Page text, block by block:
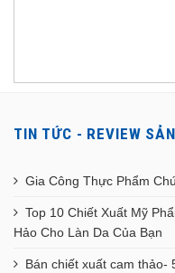
TIN TỨC - REVIEW
Gia Công Thực Phẩm
Top 10 Chiết Xuất Mỹ
Hảo Cho Làn Da Của Bạn
Bán chiết xuất cam thảo-